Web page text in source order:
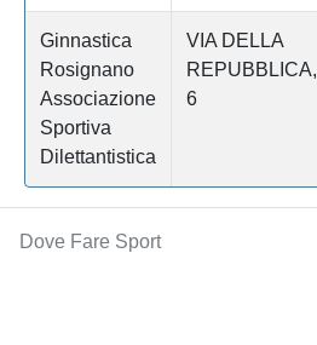
Ginnastica
Rosignano
Associazione
Sportiva
Dilettantistica
VIA DELLA
REPUBBLICA,
6
Dove Fare Sport